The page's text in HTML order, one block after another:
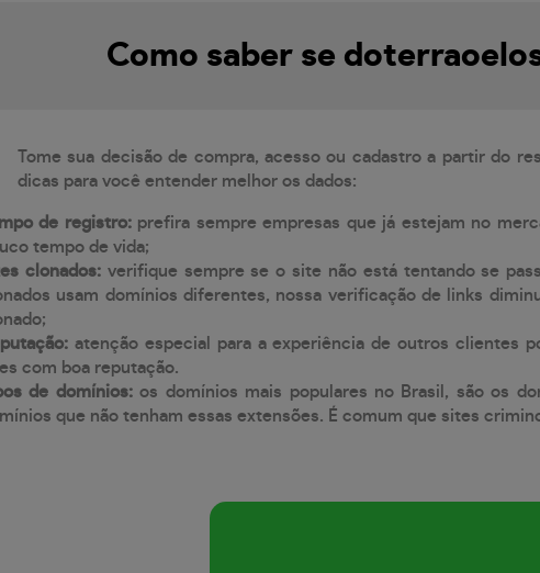
Como saber se
Tome sua decisão de compra, acesso ou cadastro a partir do
dicas para você entender melhor os dados:
de registro: prefira sempre empresas que já estejam no
tempo de vida;
clonados: verifique sempre se o site não está tentando se
usam domínios diferentes, nossa verificação de links
atenção especial para a experiência de outros clientes
com boa reputação.
de domínios:os domínios mais populares no Brasil, são os
que não tenham essas extensões. É comum que sites